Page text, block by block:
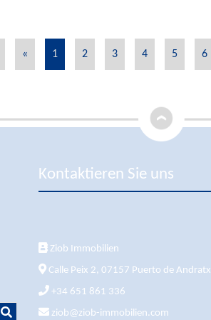
« 1 2 3 4 5 6
Kontaktieren Sie uns
Ziob Immobilien
Calle Peix 2, 07157 Puerto de Andratx
+34 651 861 336
ziob@ziob-immobilien.com